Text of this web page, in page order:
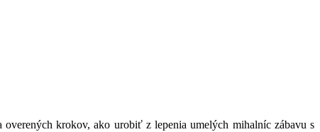
krokov, ako urobiť z lepenia umelých mihalníc zábavu s